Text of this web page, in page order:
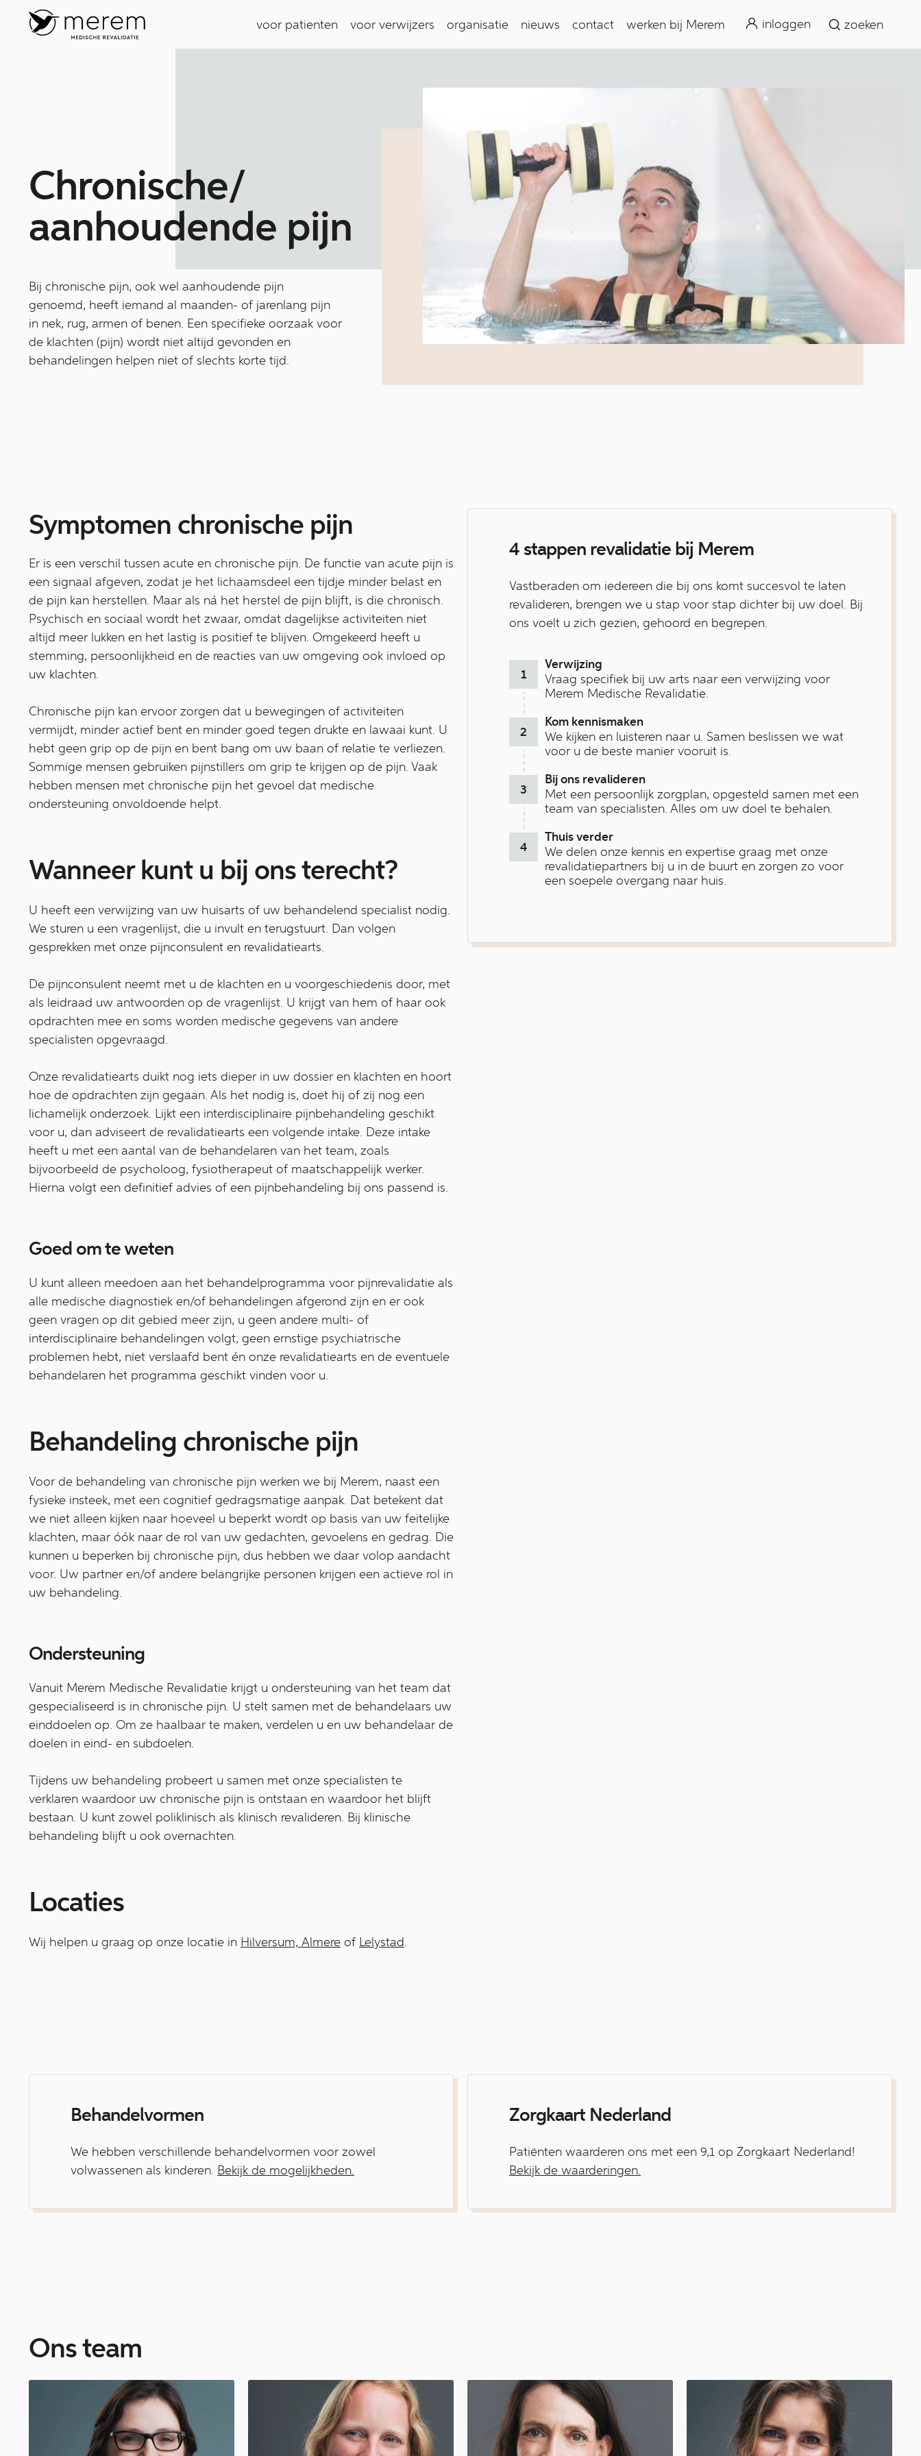
voor patienten voor verwijzers organisatie nieuws contact werken bij Merem inloggen zoeken
zoeken
Ch­ron­isc­he/
aanhoudende ­pij­n
Bij chronische pijn, ook wel aanhoudende pijn
genoemd, heeft iemand al maanden- of jarenlang pijn
in nek, rug, armen of benen. Een specifieke oorzaak voor
de klachten (pijn) wordt niet altijd gevonden en
behandelingen helpen niet of slechts korte tijd.
Symptomen chronische pijn
Er is een verschil tussen acute en chronische pijn. De functie van acute pijn is
een signaal afgeven, zodat je het lichaamsdeel een tijdje minder belast en
de pijn kan herstellen. Maar als ná het herstel de pijn blijft, is die chronisch.
Psychisch en sociaal wordt het zwaar, omdat dagelijkse activiteiten niet
altijd meer lukken en het lastig is positief te blijven. Omgekeerd heeft u
stemming, persoonlijkheid en de reacties van uw omgeving ook invloed op
uw klachten.
Chronische pijn kan ervoor zorgen dat u bewegingen of activiteiten
vermijdt, minder actief bent en minder goed tegen drukte en lawaai kunt. U
hebt geen grip op de pijn en bent bang om uw baan of relatie te verliezen.
Sommige mensen gebruiken pijnstillers om grip te krijgen op de pijn. Vaak
hebben mensen met chronische pijn het gevoel dat medische
ondersteuning onvoldoende helpt.
Wanneer kunt u bij ons terecht?
U heeft een verwijzing van uw huisarts of uw behandelend specialist nodig.
We sturen u een vragenlijst, die u invult en terugstuurt. Dan volgen
gesprekken met onze pijnconsulent en revalidatiearts.
De pijnconsulent neemt met u de klachten en u voorgeschiedenis door, met
als leidraad uw antwoorden op de vragenlijst. U krijgt van hem of haar ook
opdrachten mee en soms worden medische gegevens van andere
specialisten opgevraagd.
Onze revalidatiearts duikt nog iets dieper in uw dossier en klachten en hoort
hoe de opdrachten zijn gegaan. Als het nodig is, doet hij of zij nog een
lichamelijk onderzoek. Lijkt een interdisciplinaire pijnbehandeling geschikt
voor u, dan adviseert de revalidatiearts een volgende intake. Deze intake
heeft u met een aantal van de behandelaren van het team, zoals
bijvoorbeeld de psycholoog, fysiotherapeut of maatschappelijk werker.
Hierna volgt een definitief advies of een pijnbehandeling bij ons passend is.
Goed om te weten
U kunt alleen meedoen aan het behandelprogramma voor pijnrevalidatie als
alle medische diagnostiek en/of behandelingen afgerond zijn en er ook
geen vragen op dit gebied meer zijn, u geen andere multi- of
interdisciplinaire behandelingen volgt, geen ernstige psychiatrische
problemen hebt, niet verslaafd bent én onze revalidatiearts en de eventuele
behandelaren het programma geschikt vinden voor u.
Behandeling chronische pijn
Voor de behandeling van chronische pijn werken we bij Merem, naast een
fysieke insteek, met een cognitief gedragsmatige aanpak. Dat betekent dat
we niet alleen kijken naar hoeveel u beperkt wordt op basis van uw feitelijke
klachten, maar óók naar de rol van uw gedachten, gevoelens en gedrag. Die
kunnen u beperken bij chronische pijn, dus hebben we daar volop aandacht
voor. Uw partner en/of andere belangrijke personen krijgen een actieve rol in
uw behandeling.
Ondersteuning
Vanuit Merem Medische Revalidatie krijgt u ondersteuning van het team dat
gespecialiseerd is in chronische pijn. U stelt samen met de behandelaars uw
einddoelen op. Om ze haalbaar te maken, verdelen u en uw behandelaar de
doelen in eind- en subdoelen.
Tijdens uw behandeling probeert u samen met onze specialisten te
verklaren waardoor uw chronische pijn is ontstaan en waardoor het blijft
bestaan. U kunt zowel poliklinisch als klinisch revalideren. Bij klinische
behandeling blijft u ook overnachten.
Locaties
Wij helpen u graag op onze locatie in Hilversum, Almere of Lelystad
4 stappen revalidatie bij Merem
Vastberaden om iedereen die bij ons komt succesvol te laten
revalideren, brengen we u stap voor stap dichter bij uw doel. Bij
ons voelt u zich gezien, gehoord en begrepen.
Verwijzing
Vraag specifiek bij uw arts naar een verwijzing voor
Merem Medische Revalidatie.
Kom kennismaken
We kijken en luisteren naar u. Samen beslissen we wat
voor u de beste manier vooruit is.
Bij ons revalideren
Met een persoonlijk zorgplan, opgesteld samen met een
team van specialisten. Alles om uw doel te behalen.
Thuis verder
We delen onze kennis en expertise graag met onze
revalidatiepartners bij u in de buurt en zorgen zo voor
een soepele overgang naar huis.
Behandelvormen
We hebben verschillende behandelvormen voor zowel
volwassenen als kinderen. Bekijk de mogelijkheden.
Zorgkaart Nederland
Patiënten waarderen ons met een 9,1 op Zorgkaart Nederland!
Bekijk de waarderingen.
Ons team